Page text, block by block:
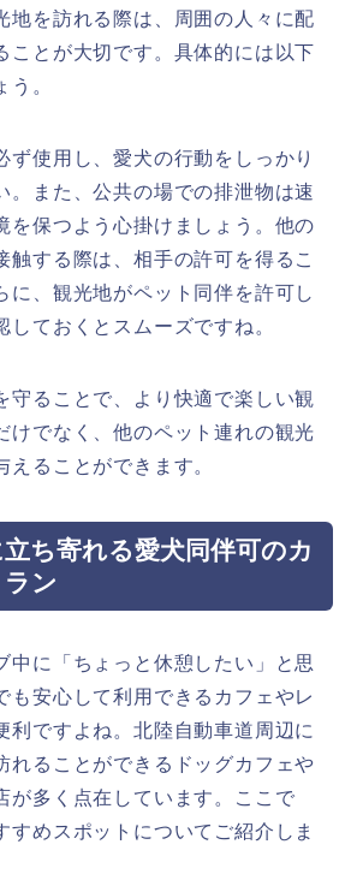
を訪れる際は、周囲の人々に配
ことが大切です。具体的には以下
う。
使用し、愛犬の行動をしっかり
。また、公共の場での排泄物は速
を保つよう心掛けましょう。他の
触する際は、相手の許可を得るこ
に、観光地がペット同伴を許可し
しておくとスムーズですね。
ることで、より快適で楽しい観
けでなく、他のペット連れの観光
えることができます。
ち寄れる愛犬同伴可のカ
ン
に「ちょっと休憩したい」と思
も安心して利用できるカフェやレ
利ですよね。北陸自動車道周辺に
れることができるドッグカフェや
が多く点在しています。ここで
すめスポットについてご紹介しま